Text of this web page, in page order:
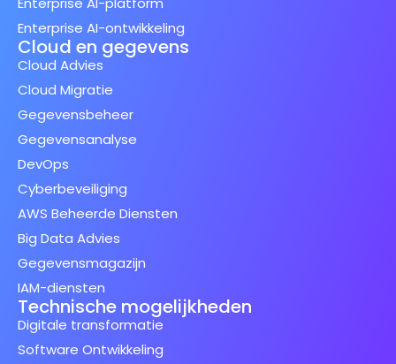
Enterprise AI-ontwikkeling
Cloud en gegevens
Cloud Advies
Cloud Migratie
Gegevensbeheer
Gegevensanalyse
DevOps
Cyberbeveiliging
AWS Beheerde Diensten
Big Data Advies
Gegevensmagazijn
IAM-diensten
Technische mogelijkheden
Digitale transformatie
Software Ontwikkeling